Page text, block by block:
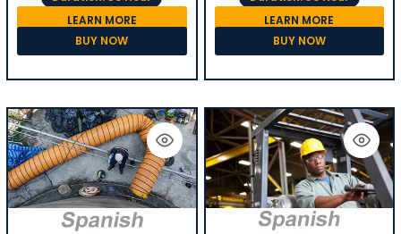
LEARN MORE
BUY NOW
LEARN MORE
BUY NOW